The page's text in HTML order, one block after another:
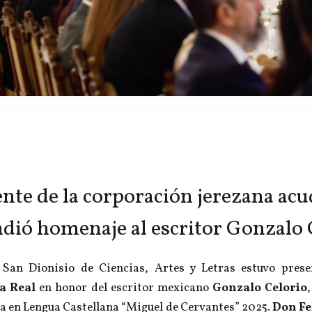
de la corporación jerezana
homenaje al escritor Gonzalo
Dionisio de Ciencias, Artes y Letras estuvo
Realen honor del escritor mexicano Gonzalo Celorio
Lengua Castellana “Miguel de Cervantes” 2025.Don